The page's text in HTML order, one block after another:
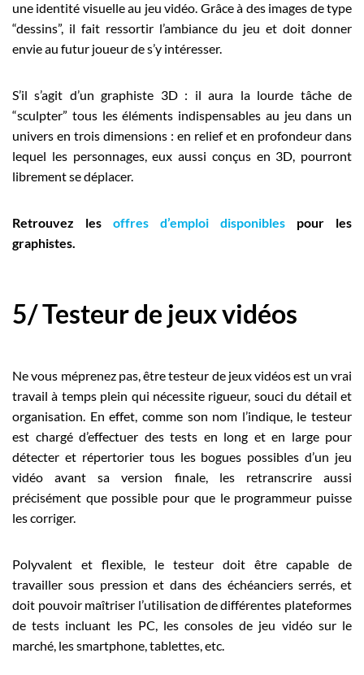
une identité visuelle au jeu vidéo. Grâce à des images de type
“dessins”, il fait ressortir l’ambiance du jeu et doit donner
envie au futur joueur de s’y intéresser.
S’il s’agit d’un graphiste 3D : il aura la lourde tâche de
“sculpter” tous les éléments indispensables au jeu dans un
univers en trois dimensions : en relief et en profondeur dans
lequel les personnages, eux aussi conçus en 3D, pourront
librement se déplacer.
Retrouvez les offres d’emploi disponibles pour les
graphistes.
5/ Testeur de jeux vidéos
Ne vous méprenez pas, être testeur de jeux vidéos est un vrai
travail à temps plein qui nécessite rigueur, souci du détail et
organisation. En effet, comme son nom l’indique, le testeur
est chargé d’effectuer des tests en long et en large pour
détecter et répertorier tous les bogues possibles d’un jeu
vidéo avant sa version finale, les retranscrire aussi
précisément que possible pour que le programmeur puisse
les corriger.
Polyvalent et flexible, le testeur doit être capable de
travailler sous pression et dans des échéanciers serrés, et
doit pouvoir maîtriser l’utilisation de différentes plateformes
de tests incluant les PC, les consoles de jeu vidéo sur le
marché, les smartphone, tablettes, etc.